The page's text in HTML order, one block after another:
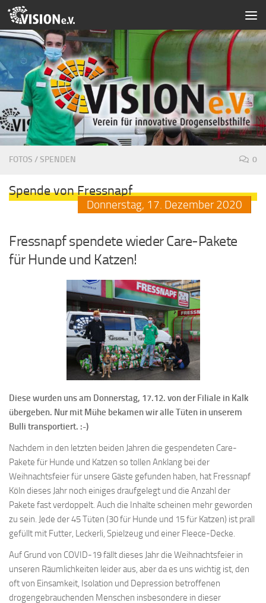
Zum Inhalt springen
FOTOS /SPENDEN 0
Spende von Fressnapf
Donnerstag, 17. Dezember 2020
Fressnapf spendete wieder Care-Pakete
für Hunde und Katzen!
Diese wurden uns am Donnerstag, 17.12. von der Filiale in Kalk
übergeben. Nur mit Mühe bekamen wir alle Tüten in unserem
Bulli transportiert. :-)
Nachdem in den letzten beiden Jahren die gespendeten Care-
Pakete für Hunde und Katzen so tollen Anklang bei der
Weihnachtsfeier für unsere Gäste gefunden haben, hat Fressnapf
Köln dieses Jahr noch einiges draufgelegt und die Anzahl der
Pakete fast verdoppelt. Auch die Inhalte scheinen mehr geworden
zu sein. Jede der 45 Tüten (30 für Hunde und 15 für Katzen) ist prall
gefüllt mit Futter, Leckerli, Spielzeug und einer Fleece-Decke.
Auf Grund von COVID-19 fällt dieses Jahr die Weihnachtsfeier in
unseren Räumlichkeiten leider aus, aber da es uns wichtig ist, den
oft von Einsamkeit, Isolation und Depression betroffenen
drogengebrauchenden Menschen insbesondere in dieser